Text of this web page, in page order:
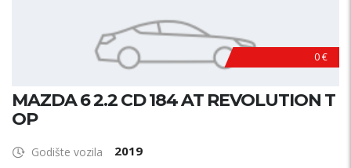
0 €
MAZDA 6 2.2 CD 184 AT REVOLUTION T
OP
Godište vozila 2019